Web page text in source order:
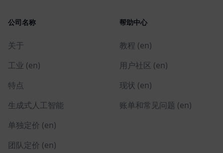
公司名称
关于
工业 (en)
特点
生成式人工智能
单独定价 (en)
团队定价 (en)
帮助中心
教程 (en)
用户社区 (en)
现状 (en)
账单和常见问题 (en)